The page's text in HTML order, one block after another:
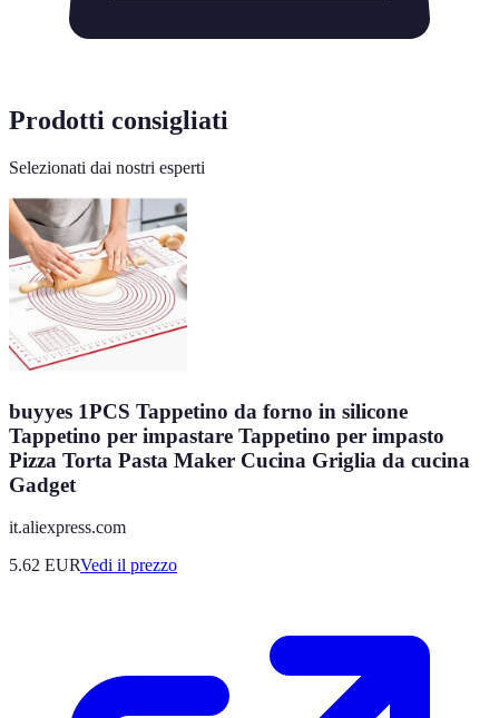
Prodotti consigliati
Selezionati dai nostri esperti
buyyes 1PCS Tappetino da forno in silicone
Tappetino per impastare Tappetino per impasto
Pizza Torta Pasta Maker Cucina Griglia da cucina
Gadget
it.aliexpress.com
5.62 EURVedi il prezzo